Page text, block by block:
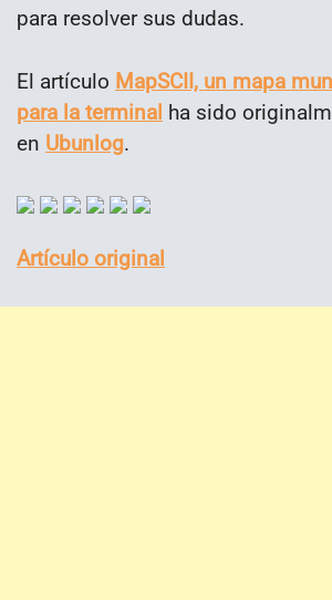
para resolver sus dudas.
El artículo MapSCII, un mapa
para la terminal ha sido
en Ubunlog.
Artículo original